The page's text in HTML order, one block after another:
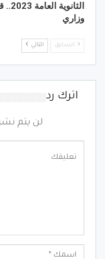
الثانوية
وزاري
السابق التالي
اترك رد
لن يتم